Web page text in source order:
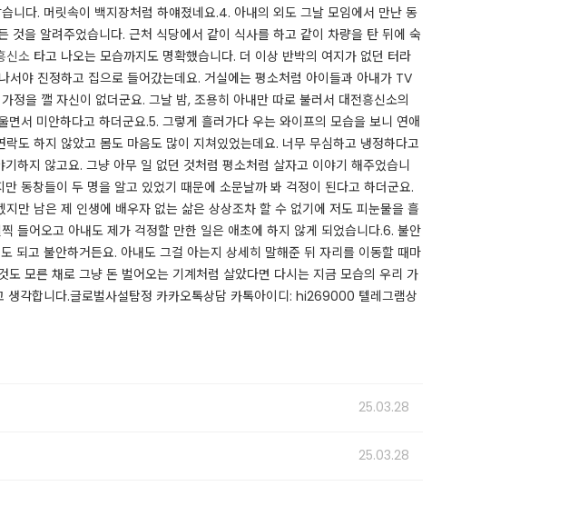
다. 머릿속이 백지장처럼 하얘졌네요. ​4. 아내의 외도 그날 모임에서 만난 동
것을 알려주었습니다. 근처 식당에서 같이 식사를 하고 같이 차량을 탄 뒤에 숙
신소 타고 나오는 모습까지도 명확했습니다. 더 이상 반박의 여지가 없던 터라
야 진정하고 집으로 들어갔는데요. 거실에는 평소처럼 아이들과 아내가 TV
정을 깰 자신이 없더군요. 그날 밤, 조용히 아내만 따로 불러서 대전흥신소의
서 미안하다고 하더군요. ​5. 그렇게 흘러가다 우는 와이프의 모습을 보니 연애
락도 하지 않았고 몸도 마음도 많이 지쳐있었는데요. 너무 무심하고 냉정하다고
하지 않고요. 그냥 아무 일 없던 것처럼 평소처럼 살자고 이야기 해주었습니
동창들이 두 명을 알고 있었기 때문에 소문날까 봐 걱정이 된다고 하더군요.
만 남은 제 인생에 배우자 없는 삶은 상상조차 할 수 없기에 저도 피눈물을 흘
들어오고 아내도 제가 걱정할 만한 일은 애초에 하지 않게 되었습니다. ​6. 불안
되고 불안하거든요. 아내도 그걸 아는지 상세히 말해준 뒤 자리를 이동할 때마
모른 채로 그냥 돈 벌어오는 기계처럼 살았다면 다시는 지금 모습의 우리 가
각합니다. ​​글로벌사설탐정 카카오톡상담 카톡아이디: hi269000 텔레그램상
25.03.28
25.03.28